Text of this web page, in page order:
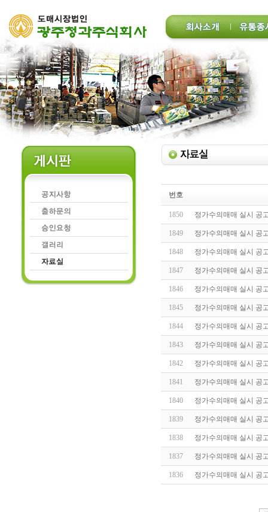
번호
1850 정가수의매매 실시 공
1849 정가수의매매 실시 공
1848 정가수의매매 실시 공
1847 정가수의매매 실시 공
1846 정가수의매매 실시 공
1845 정가수의매매 실시 공
1844 정가수의매매 실시 공
1843 정가수의매매 실시 공
1842 정가수의매매 실시 공
1841 정가수의매매 실시 공
1840 정가수의매매 실시 공
1839 정가수의매매 실시 공
1838 정가수의매매 실시 공
1837 정가수의매매 실시 공
1836 정가수의매매 실시 공